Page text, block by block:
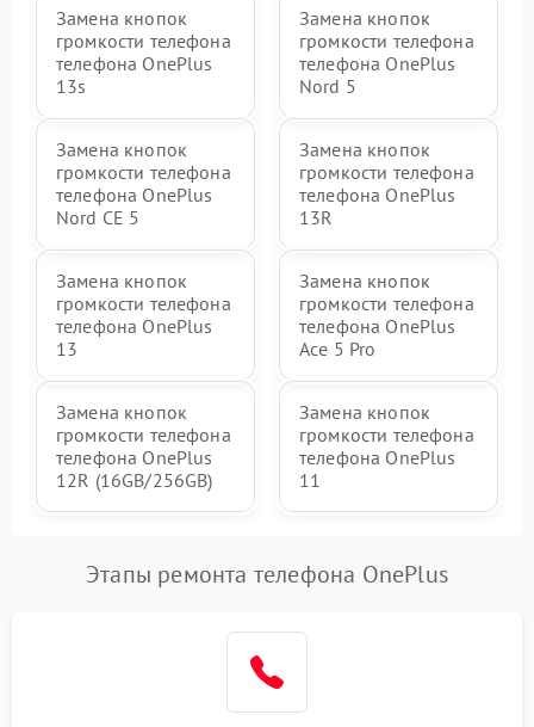
Замена кнопок
громкости телефона
телефона OnePlus
13s
Замена кнопок
громкости телефона
телефона OnePlus
Nord 5
Замена кнопок
громкости телефона
телефона OnePlus
Nord CE 5
Замена кнопок
громкости телефона
телефона OnePlus
13R
Замена кнопок
громкости телефона
телефона OnePlus
13
Замена кнопок
громкости телефона
телефона OnePlus
Ace 5 Pro
Замена кнопок
громкости телефона
телефона OnePlus
12R (16GB/256GB)
Замена кнопок
громкости телефона
телефона OnePlus
11
Этапы ремонта телефона OnePlus